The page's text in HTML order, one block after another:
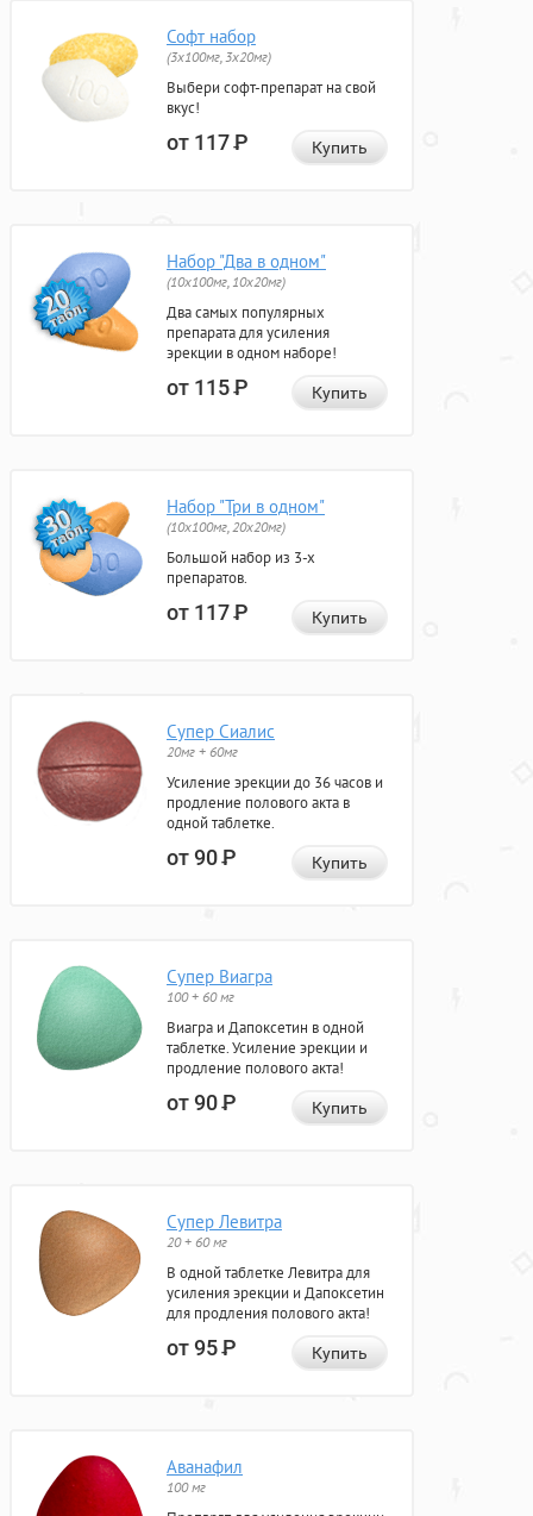
Софт набор
(3x100мг, 3x20мг)
Выбери софт-препарат на свой
вкус!
от 117Р Купить
Набор "Два в одном"
(10x100мг, 10x20мг)
Два самых популярных
препарата для усиления
эрекции в одном наборе!
от 115Р Купить
Набор "Три в одном"
(10x100мг, 20x20мг)
Большой набор из 3-х
препаратов.
от 117Р Купить
Супер Сиалис
20мг + 60мг
Усиление эрекции до 36 часов и
продление полового акта в
одной таблетке.
от 90Р Купить
Супер Виагра
100 + 60 мг
Виагра и Дапоксетин в одной
таблетке. Усиление эрекции и
продление полового акта!
от 90Р Купить
Супер Левитра
20 + 60 мг
В одной таблетке Левитра для
усиления эрекции и Дапоксетин
для продления полового акта!
от 95Р Купить
Аванафил
100 мг